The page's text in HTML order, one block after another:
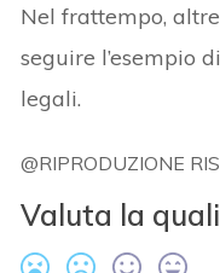
Nel frattempo,
seguire l’esempio
legali.
@RIPRODUZIONE
Valuta la